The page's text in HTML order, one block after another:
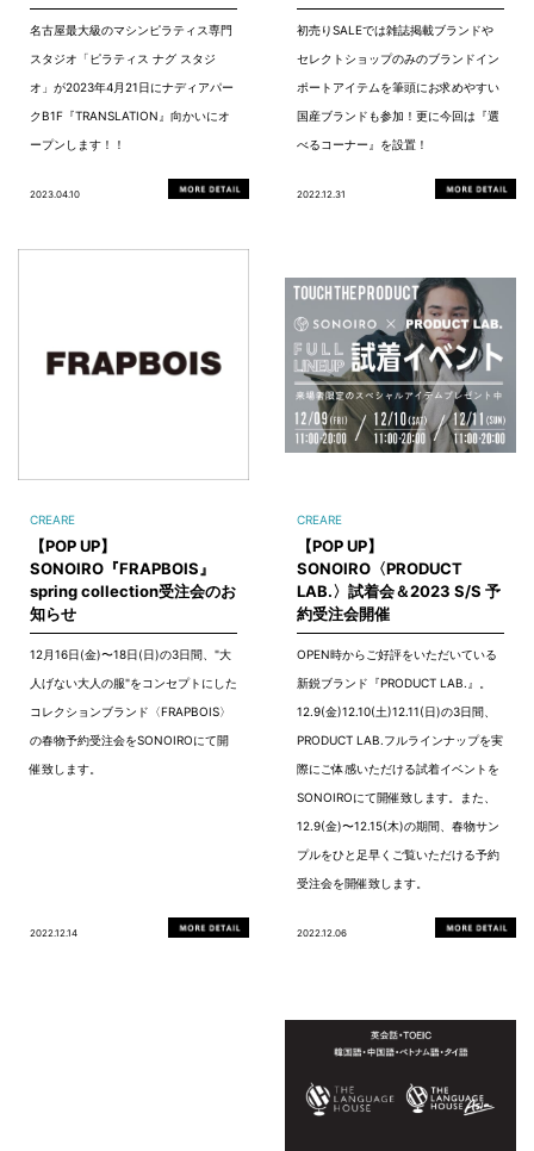
名古屋最大級のマシンピラティス専門
スタジオ「ピラティス ナグ スタジ
オ」が2023年4月21日にナディアパー
クB1F『TRANSLATION』向かいにオ
ープンします！！
2023.04.10
初売りSALEでは雑誌掲載ブランドや
セレクトショップのみのブランドイン
ポートアイテムを筆頭にお求めやすい
国産ブランドも参加！更に今回は『選
べるコーナー』を設置！
2022.12.31
CREARE
【POP UP】
SONOIRO『FRAPBOIS』
spring collection受注会のお
知らせ
12月16日(金)〜18日(日)の3日間、"大
人げない大人の服"をコンセプトにした
コレクションブランド〈FRAPBOIS〉
の春物予約受注会をSONOIROにて開
催致します。
2022.12.14
CREARE
【POP UP】
SONOIRO〈PRODUCT
LAB.〉試着会＆2023 S/S 予
約受注会開催
OPEN時からご好評をいただいている
新鋭ブランド『PRODUCT LAB.』。
12.9(金)12.10(土)12.11(日)の3日間、
PRODUCT LAB.フルラインナップを実
際にご体感いただける試着イベントを
SONOIROにて開催致します。また、
12.9(金)〜12.15(木)の期間、春物サン
プルをひと足早くご覧いただける予約
受注会を開催致します。
2022.12.06